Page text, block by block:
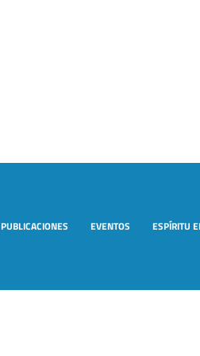
PUBLICACIONES EVENTOS ESPÍRITU